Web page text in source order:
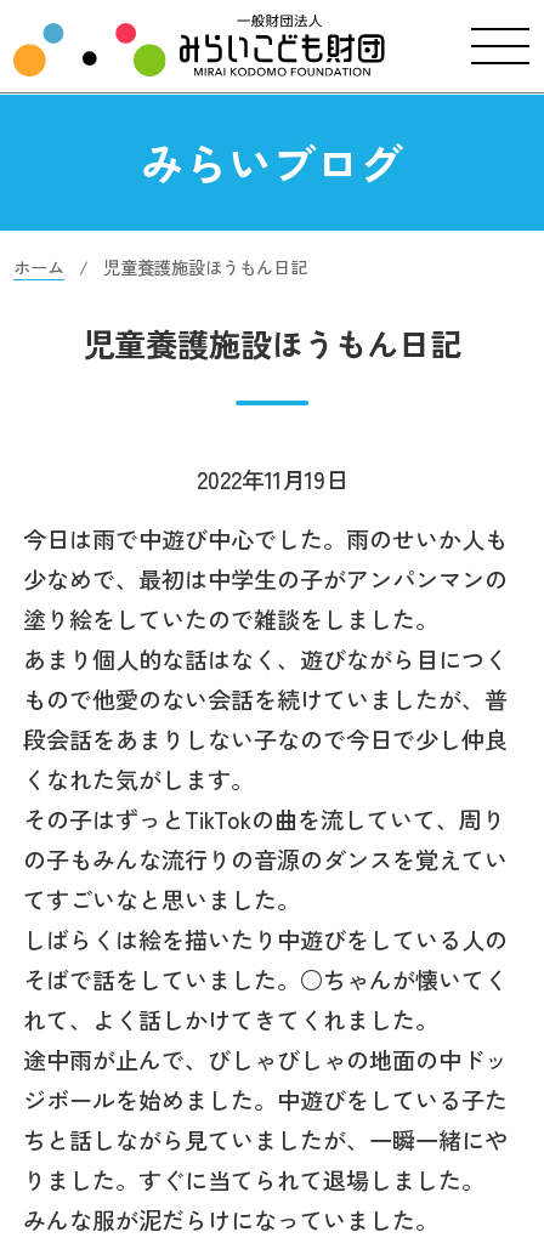
みらいブログ
ホーム 児童養護施設ほうもん日記
児童養護施設ほうもん日記
2022年11月19日
今日は雨で中遊び中心でした。雨のせいか人も
少なめで、最初は中学生の子がアンパンマンの
塗り絵をしていたので雑談をしました。
あまり個人的な話はなく、遊びながら目につく
もので他愛のない会話を続けていましたが、普
段会話をあまりしない子なので今日で少し仲良
くなれた気がします。
その子はずっとTikTokの曲を流していて、周り
の子もみんな流行りの音源のダンスを覚えてい
てすごいなと思いました。
しばらくは絵を描いたり中遊びをしている人の
そばで話をしていました。○ちゃんが懐いてく
れて、よく話しかけてきてくれました。
途中雨が止んで、びしゃびしゃの地面の中ドッ
ジボールを始めました。中遊びをしている子た
ちと話しながら見ていましたが、一瞬一緒にや
りました。すぐに当てられて退場しました。
みんな服が泥だらけになっていました。